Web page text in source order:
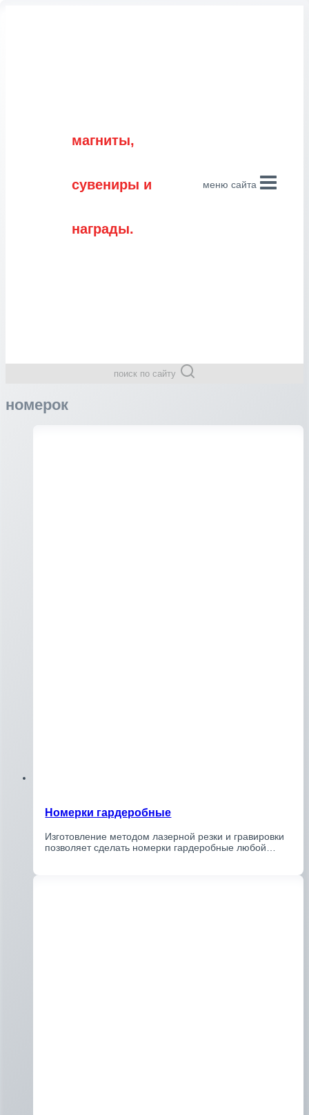
магниты,
сувениры и
награды.
меню сайта
поиск по сайту
номерок
Номерки гардеробные
Изготовление методом лазерной резки и гравировки
позволяет сделать номерки гардеробные любой…